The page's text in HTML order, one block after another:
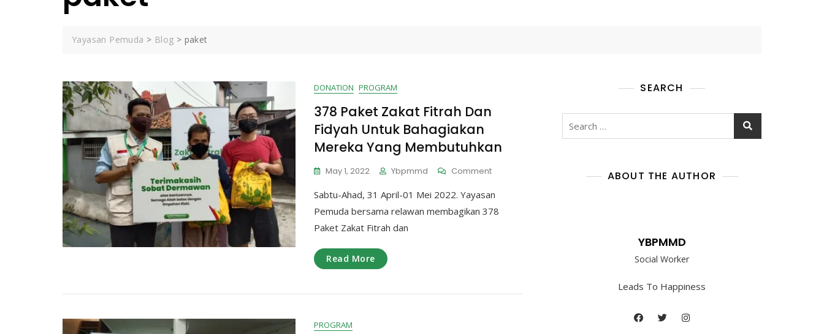
Yayasan Pemuda > Blog > paket
DONATION PROGRAM
378 Paket Zakat Fitrah Dan
Fidyah Untuk Bahagiakan
Mereka Yang Membutuhkan
May 1, 2022 Ybpmmd CommentOn
Paket
Zakat
Yang
Sabtu-Ahad, 31 April-01 Mei 2022. Yayasan
Pemuda bersama relawan membagikan 378
Paket Zakat Fitrah dan
Read More
PROGRAM
SEARCH
ABOUT THE AUTHOR
YBPMMD
Social Worker
Leads To Happiness